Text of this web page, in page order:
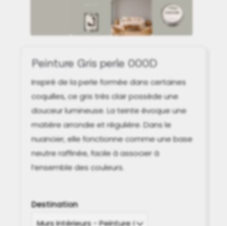
Peinture Gris perle 000D
Inspiré de la perle formée dans certaines
coquilles, ce gris très clair possède une
douceur lumineuse. La teinte évoque une
matière arrondie et régulière. Dans le
nuancier, elle fonctionne comme une base
neutre raffinée, facile à associer à
l’ensemble des couleurs.
Destination